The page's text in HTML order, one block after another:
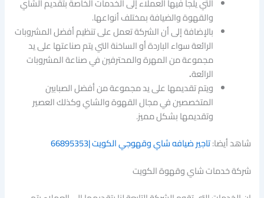
التي يلجأ فيها العملاء إلى الخدمات الخاصة بتقديم الشاي
والقهوة والضيافة بمختلف أنواعها.
بالإضافة إلى أن الشركة تعمل على تنظيم أفضل المشروبات
الرائعة سواء الباردة أو الساخنة التي يتم صناعتها على يد
مجموعة من المهرة والمحترفين في صناعة المشروبات
الرائعة.
ويتم تقديمها على يد مجموعة من أفضل الصبابين
المتخصصين في مجال القهوة والشاي وكذلك العصير
وتقديمها بشكل مميز.
شاهد أيضا:تاجير ضيافه شاي وقهوجي الكويت |66895353
شركة خدمات شاي وقهوة الكويت